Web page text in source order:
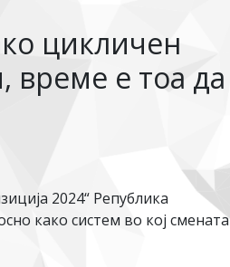
цикличен
време е тоа да
2024“ Република
како систем во кој смената